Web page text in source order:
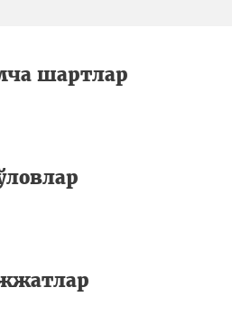
шартлар